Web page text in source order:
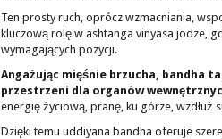
Ten prosty ruch, oprócz wzmacniania,
kluczową rolę w ashtanga vinyasa jodze,
wymagających pozycji.
Angażując mięśnie brzucha, bandha
przestrzeni dla organów
energię życiową, pranę, ku górze, wzdłuż
Dzięki temu uddiyana bandha oferuje